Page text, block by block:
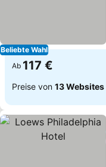
Beliebte Wahl
Ab 117 €
Preise von 13 Websites